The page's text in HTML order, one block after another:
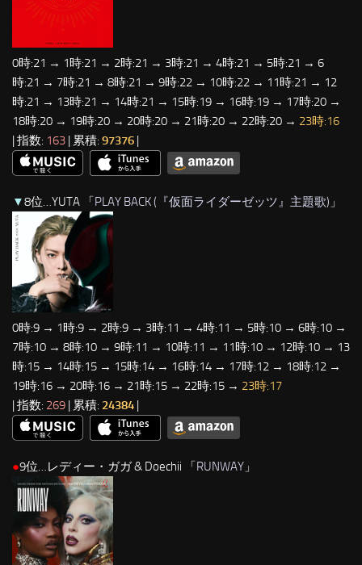
0時:21 → 1時:21 → 2時:21 → 3時:21 → 4時:21 → 5時:21 → 6
時:21 → 7時:21 → 8時:21 → 9時:22 → 10時:22 → 11時:21 → 12
時:21 → 13時:21 → 14時:21 → 15時:19 → 16時:19 → 17時:20 →
18時:20 → 19時:20 → 20時:20 → 21時:20 → 22時:20 → 23時:16
| 指数: 163 | 累積: 97376 |
▼8位…YUTA 「PLAY BACK (『仮面ライダーゼッツ』主題歌) 」
0時:9 → 1時:9 → 2時:9 → 3時:11 → 4時:11 → 5時:10 → 6時:10 →
7時:10 → 8時:10 → 9時:11 → 10時:11 → 11時:10 → 12時:10 → 13
時:15 → 14時:15 → 15時:14 → 16時:14 → 17時:12 → 18時:12 →
19時:16 → 20時:16 → 21時:15 → 22時:15 → 23時:17
| 指数: 269 | 累積: 24384 |
●9位…レディー・ガガ & Doechii 「RUNWAY 」